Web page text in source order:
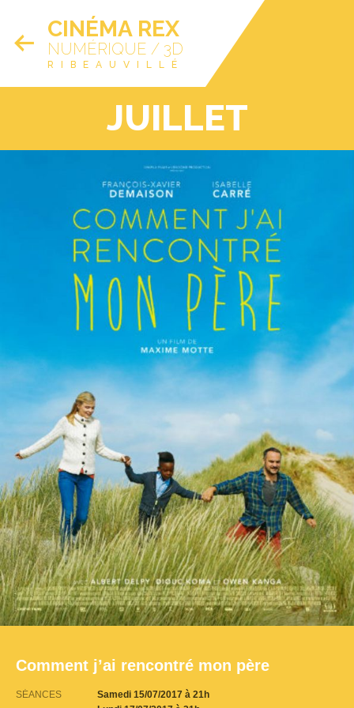
CINÉMA REX
NUMÉRIQUE / 3D
RIBEAUVILLÉ
JUILLET
Comment j’ai rencontré mon père
SÉANCES Samedi 15/07/2017 à 21h